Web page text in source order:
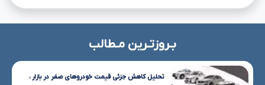
بـروزتـرین مـطالب
تحلیل کاهش جزئی قیمت خودروهای صفر در بازار ،